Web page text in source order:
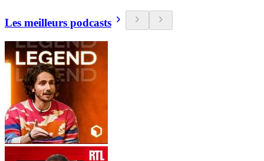
Les meilleurs podcasts